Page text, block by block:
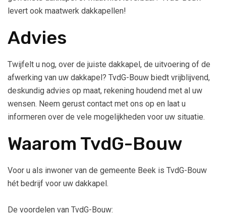
levert ook maatwerk dakkapellen!
Advies
Twijfelt u nog, over de juiste dakkapel, de uitvoering of de
afwerking van uw dakkapel? TvdG-Bouw biedt vrijblijvend,
deskundig advies op maat, rekening houdend met al uw
wensen. Neem gerust contact met ons op en laat u
informeren over de vele mogelijkheden voor uw situatie.
Waarom TvdG-Bouw
Voor u als inwoner van de gemeente Beek is TvdG-Bouw
hét bedrijf voor uw dakkapel.
De voordelen van TvdG-Bouw: